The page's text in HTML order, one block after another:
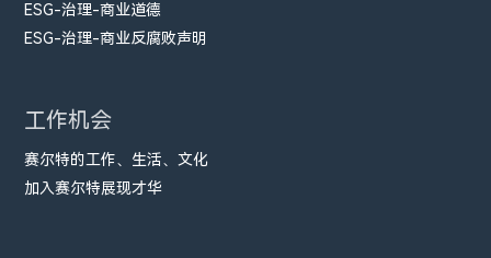
ESG-治理-商业道德
ESG-治理-商业反腐败声明
工作机会
赛尔特的工作、生活、文化
加入赛尔特展现才华